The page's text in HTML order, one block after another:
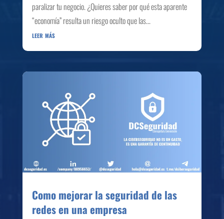
paralizar tu negocio. ¿Quieres saber por qué esta aparente
“economía” resulta un riesgo oculto que las...
leer más
Como mejorar la seguridad de las
redes en una empresa